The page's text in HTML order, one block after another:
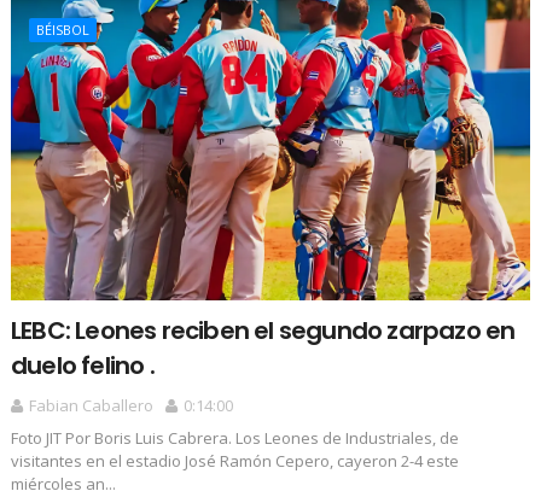
BÉISBOL
LEBC: Leones reciben el segundo zarpazo en
duelo felino .
Fabian Caballero
0:14:00
Foto JIT Por Boris Luis Cabrera. Los Leones de Industriales, de
visitantes en el estadio José Ramón Cepero, cayeron 2-4 este
miércoles an...